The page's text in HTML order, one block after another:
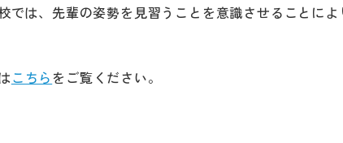
では、先輩の姿勢を見習うことを意識させることに
こちら をご覧ください。